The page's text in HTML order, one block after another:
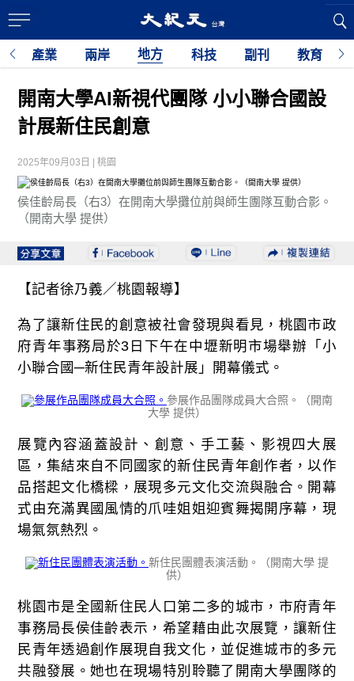
產業 兩岸 地方 科技 副刊 教育
開南大學AI新視代團隊 小小聯合國設
計展新住民創意
2025年09月03日 | 桃園
侯佳齡局長（右3）在開南大學攤位前與師生團隊互動合影。
（開南大學 提供）
【記者徐乃義／桃園報導】
為了讓新住民的創意被社會發現與看見，桃園市政
府青年事務局於3日下午在中壢新明市場舉辦「小
小聯合國─新住民青年設計展」開幕儀式。
參展作品團隊成員大合照。（開南
大學 提供）
展覽內容涵蓋設計、創意、手工藝、影視四大展
區，集結來自不同國家的新住民青年創作者，以作
品搭起文化橋樑，展現多元文化交流與融合。開幕
式由充滿異國風情的爪哇姐姐迎賓舞揭開序幕，現
場氣氛熱烈。
新住民團體表演活動。（開南大學 提
供）
桃園市是全國新住民人口第二多的城市，市府青年
事務局長侯佳齡表示，希望藉由此次展覽，讓新住
民青年透過創作展現自我文化，並促進城市的多元
共融發展。她也在現場特別聆聽了開南大學團隊的